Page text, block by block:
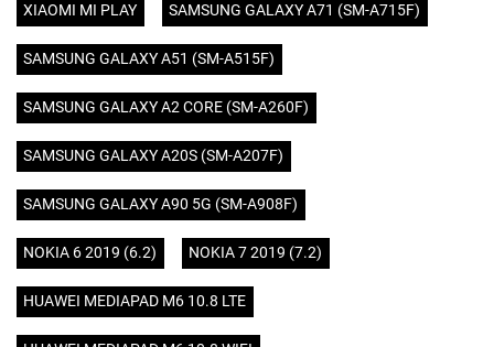
XIAOMI MI PLAY SAMSUNG GALAXY A71 (SM-A715F)
SAMSUNG GALAXY A51 (SM-A515F)
SAMSUNG GALAXY A2 CORE (SM-A260F)
SAMSUNG GALAXY A20S (SM-A207F)
SAMSUNG GALAXY A90 5G (SM-A908F)
NOKIA 6 2019 (6.2) NOKIA 7 2019 (7.2)
HUAWEI MEDIAPAD M6 10.8 LTE